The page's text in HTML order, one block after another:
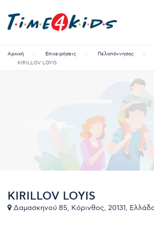
Αρχική Επιχειρήσεις Πελοπόννησος
KIRILLOV LOYIS
KIRILLOV LOYIS
Δαμασκηνού 85, Κόρινθος, 20131,